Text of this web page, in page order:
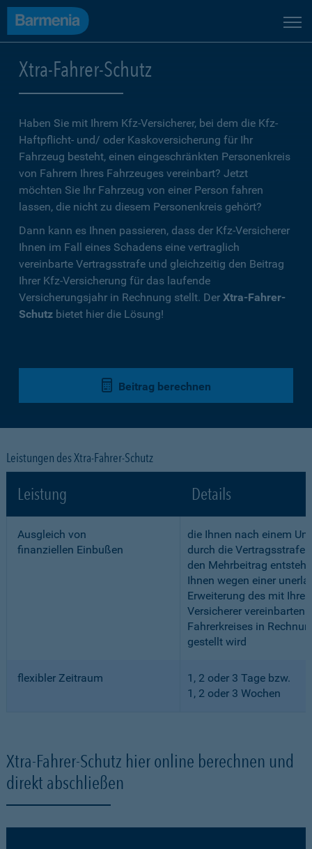
Xtra-Fahrer-Schutz
Haben Sie mit Ihrem Kfz-Versicherer, bei dem die Kfz-
Haftpflicht- und/ oder Kaskoversicherung für Ihr
Fahrzeug besteht, einen eingeschränkten Personenkreis
von Fahrern Ihres Fahrzeuges vereinbart? Jetzt
möchten Sie Ihr Fahrzeug von einer Person fahren
lassen, die nicht zu diesem Personenkreis gehört?
Dann kann es Ihnen passieren, dass der Kfz-Versicherer
Ihnen im Fall eines Schadens eine vertraglich
vereinbarte Vertragsstrafe und gleichzeitig den Beitrag
Ihrer Kfz-Versicherung für das laufende
Versicherungsjahr in Rechnung stellt. Der Xtra-Fahrer-
Schutz bietet hier die Lösung!
Beitrag berechnen
Leistungen des Xtra-Fahrer-Schutz
Leistung Details
Ausgleich von
finanziellen Einbußen
die Ihnen nach einem
durch die Vertragsstrafe
den Mehrbeitrag
Ihnen wegen einer
Erweiterung des mit
Versicherer vereinbarten
Fahrerkreises in
gestellt wird
flexibler Zeitraum
1, 2 oder 3 Tage bzw.
1, 2 oder 3 Wochen
Xtra-Fahrer-Schutz hier online berechnen und
direkt abschließen